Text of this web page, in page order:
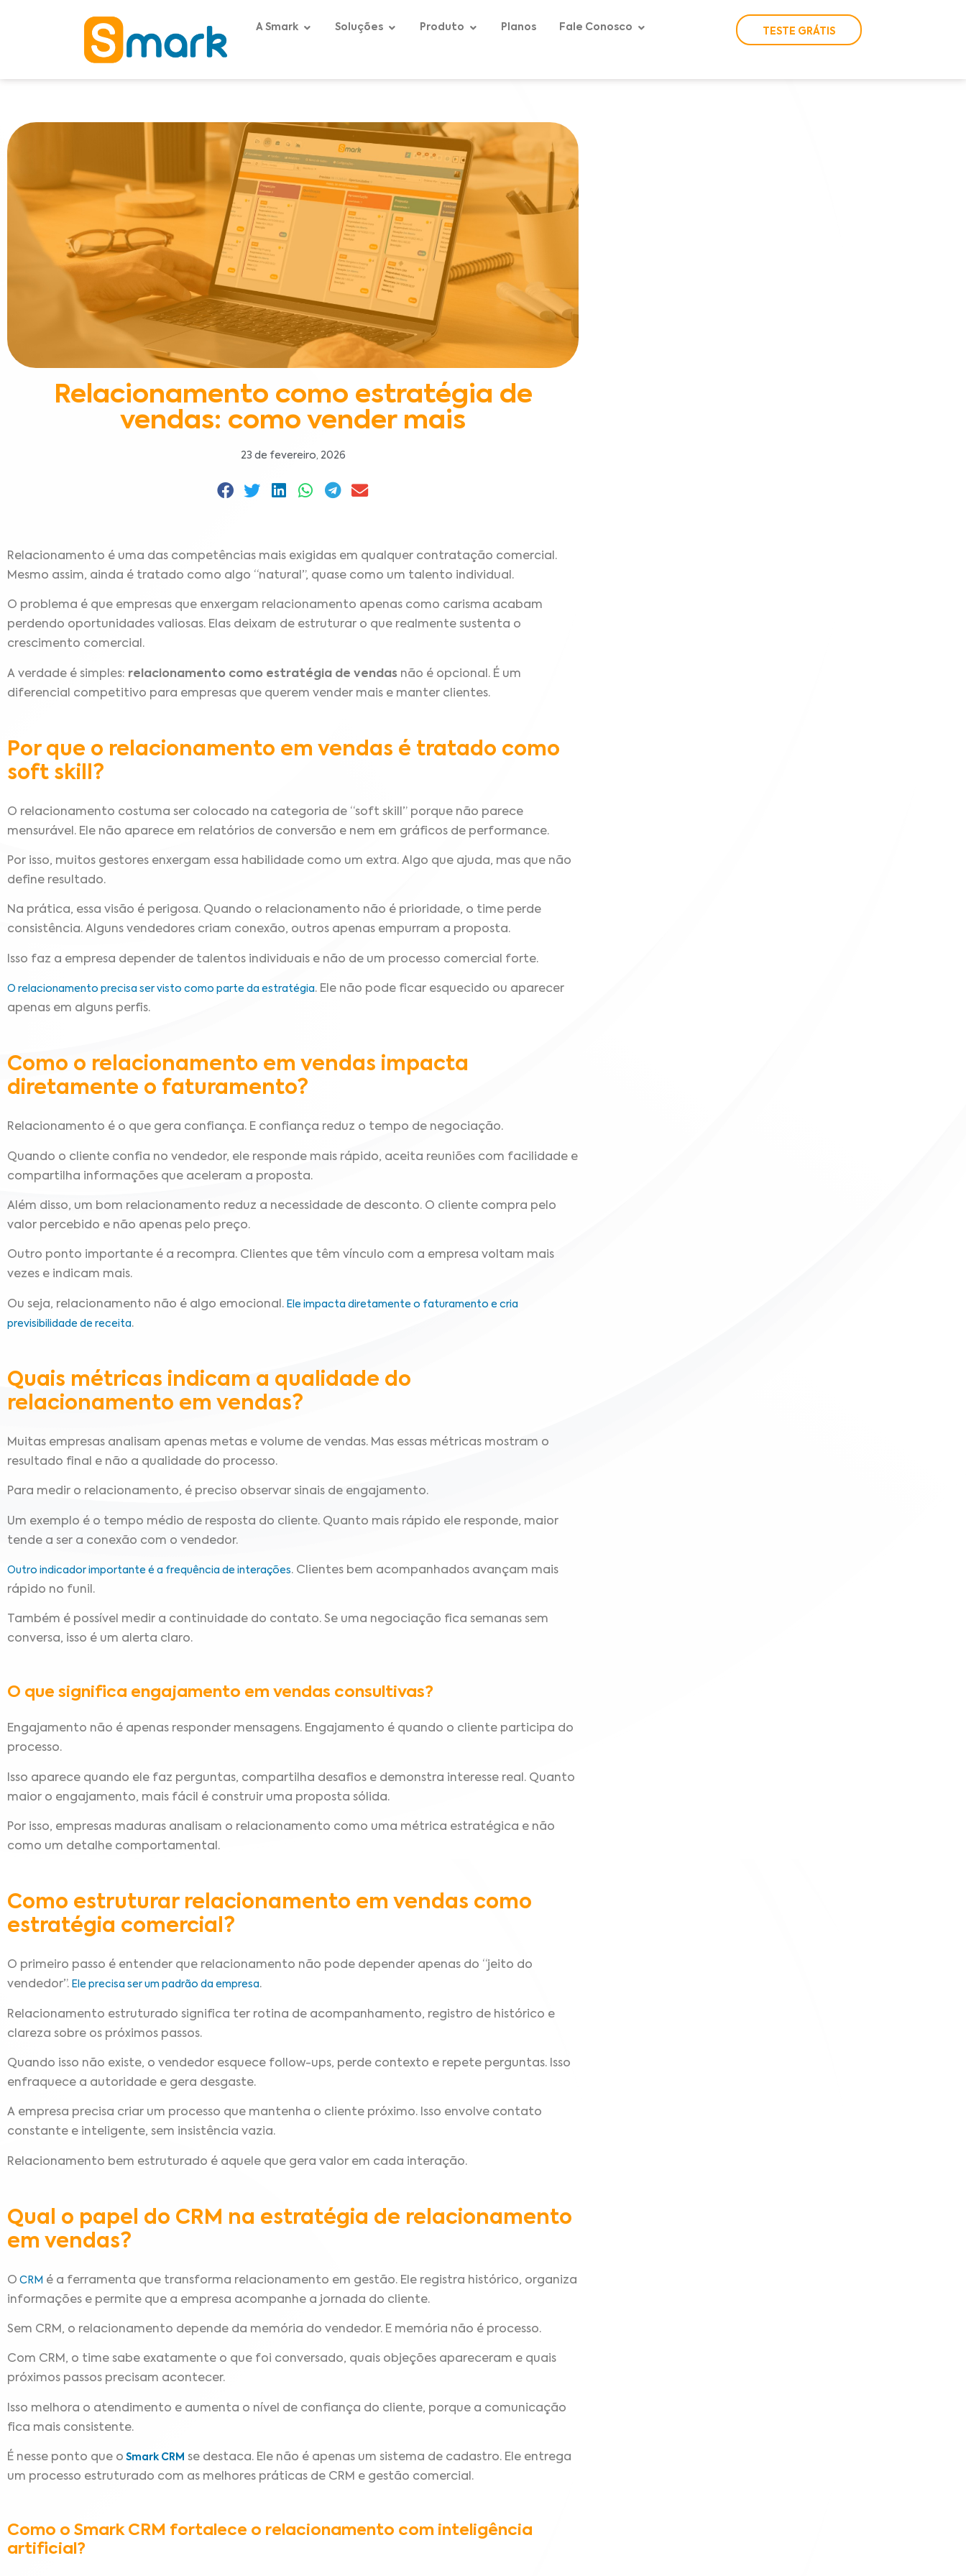
A Smark Soluções Produto Planos Fale Conosco TESTE GRÁTIS
Relacionamento como estratégia de
vendas: como vender mais
23 de fevereiro, 2026
Relacionamento é uma das competências mais exigidas em qualquer contratação comercial.
Mesmo assim, ainda é tratado como algo “natural”, quase como um talento individual.
O problema é que empresas que enxergam relacionamento apenas como carisma acabam
perdendo oportunidades valiosas. Elas deixam de estruturar o que realmente sustenta o
crescimento comercial.
A verdade é simples: relacionamento como estratégia de vendas não é opcional. É um
diferencial competitivo para empresas que querem vender mais e manter clientes.
Por que o relacionamento em vendas é tratado como
soft skill?
O relacionamento costuma ser colocado na categoria de “soft skill” porque não parece
mensurável. Ele não aparece em relatórios de conversão e nem em gráficos de performance.
Por isso, muitos gestores enxergam essa habilidade como um extra. Algo que ajuda, mas que não
define resultado.
Na prática, essa visão é perigosa. Quando o relacionamento não é prioridade, o time perde
consistência. Alguns vendedores criam conexão, outros apenas empurram a proposta.
Isso faz a empresa depender de talentos individuais e não de um processo comercial forte.
O relacionamento precisa ser visto como parte da estratégia. Ele não pode ficar esquecido ou aparecer
apenas em alguns perfis.
Como o relacionamento em vendas impacta
diretamente o faturamento?
Relacionamento é o que gera confiança. E confiança reduz o tempo de negociação.
Quando o cliente confia no vendedor, ele responde mais rápido, aceita reuniões com facilidade e
compartilha informações que aceleram a proposta.
Além disso, um bom relacionamento reduz a necessidade de desconto. O cliente compra pelo
valor percebido e não apenas pelo preço.
Outro ponto importante é a recompra. Clientes que têm vínculo com a empresa voltam mais
vezes e indicam mais.
Ou seja, relacionamento não é algo emocional. Ele impacta diretamente o faturamento e cria
previsibilidade de receita.
Quais métricas indicam a qualidade do
relacionamento em vendas?
Muitas empresas analisam apenas metas e volume de vendas. Mas essas métricas mostram o
resultado final e não a qualidade do processo.
Para medir o relacionamento, é preciso observar sinais de engajamento.
Um exemplo é o tempo médio de resposta do cliente. Quanto mais rápido ele responde, maior
tende a ser a conexão com o vendedor.
Outro indicador importante é a frequência de interações. Clientes bem acompanhados avançam mais
rápido no funil.
Também é possível medir a continuidade do contato. Se uma negociação fica semanas sem
conversa, isso é um alerta claro.
O que significa engajamento em vendas consultivas?
Engajamento não é apenas responder mensagens. Engajamento é quando o cliente participa do
processo.
Isso aparece quando ele faz perguntas, compartilha desafios e demonstra interesse real. Quanto
maior o engajamento, mais fácil é construir uma proposta sólida.
Por isso, empresas maduras analisam o relacionamento como uma métrica estratégica e não
como um detalhe comportamental.
Como estruturar relacionamento em vendas como
estratégia comercial?
O primeiro passo é entender que relacionamento não pode depender apenas do “jeito do
vendedor”. Ele precisa ser um padrão da empresa.
Relacionamento estruturado significa ter rotina de acompanhamento, registro de histórico e
clareza sobre os próximos passos.
Quando isso não existe, o vendedor esquece follow-ups, perde contexto e repete perguntas. Isso
enfraquece a autoridade e gera desgaste.
A empresa precisa criar um processo que mantenha o cliente próximo. Isso envolve contato
constante e inteligente, sem insistência vazia.
Relacionamento bem estruturado é aquele que gera valor em cada interação.
Qual o papel do CRM na estratégia de relacionamento
em vendas?
O CRM é a ferramenta que transforma relacionamento em gestão. Ele registra histórico, organiza
informações e permite que a empresa acompanhe a jornada do cliente.
Sem CRM, o relacionamento depende da memória do vendedor. E memória não é processo.
Com CRM, o time sabe exatamente o que foi conversado, quais objeções apareceram e quais
próximos passos precisam acontecer.
Isso melhora o atendimento e aumenta o nível de confiança do cliente, porque a comunicação
fica mais consistente.
É nesse ponto que o Smark CRM se destaca. Ele não é apenas um sistema de cadastro. Ele entrega
um processo estruturado com as melhores práticas de CRM e gestão comercial.
Como o Smark CRM fortalece o relacionamento com inteligência
artificial?